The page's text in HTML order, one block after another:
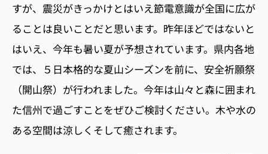
すが、震災がきっかけとはいえ節電意識が全国に広が
ることは良いことだと思います。昨年ほどではないと
はいえ、今年も暑い夏が予想されています。県内各地
では、５日本格的な夏山シーズンを前に、安全祈願祭
（開山祭）が行われました。今年は山々と森に囲まれ
た信州で過ごすことをぜひご検討ください。木や水の
ある空間は涼しくそして癒されます。